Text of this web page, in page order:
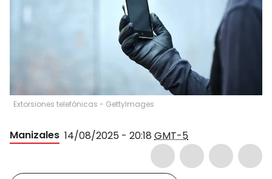
Extorsiones telefónicas - GettyImages
Manizales 14/08/2025 - 20:18 GMT-5